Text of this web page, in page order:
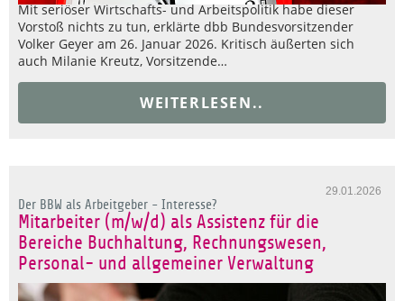
Mit seriöser Wirtschafts- und Arbeitspolitik habe dieser
Vorstoß nichts zu tun, erklärte dbb Bundesvorsitzender
Volker Geyer am 26. Januar 2026. Kritisch äußerten sich
auch Milanie Kreutz, Vorsitzende…
WEITERLESEN..
29.01.2026
Der BBW als Arbeitgeber - Interesse?
Mitarbeiter (m/w/d) als Assistenz für die
Bereiche Buchhaltung, Rechnungswesen,
Personal- und allgemeiner Verwaltung